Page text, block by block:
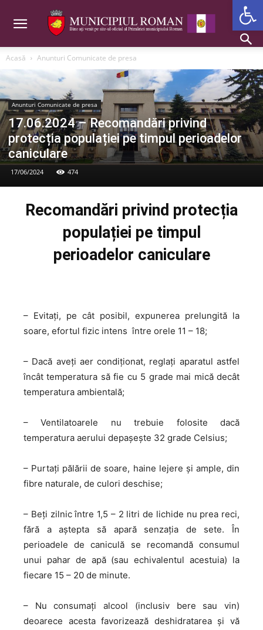
Acasă Anunturi Comunicate de presa
Anunturi Comunicate de presa
17.06.2024 – Recomandări privind
protecția populației pe timpul perioadelor
caniculare
17/06/2024 474
Recomandări privind protecția
populației pe timpul
perioadelor caniculare
– Evitaţi, pe cât posibil, expunerea prelungită la
soare, efortul fizic intens între orele 11 – 18;
– Dacă aveţi aer condiţionat, reglaţi aparatul astfel
încât temperatura să fie cu 5 grade mai mică decât
temperatura ambientală;
– Ventilatoarele nu trebuie folosite dacă
temperatura aerului depaşeşte 32 grade Celsius;
– Purtaţi pălării de soare, haine lejere şi ample, din
fibre naturale, de culori deschise;
– Beţi zilnic între 1,5 – 2 litri de lichide nu prea reci,
fără a aştepta să apară senzaţia de sete. În
perioadele de caniculă se recomandă consumul
unui pahar de apă (sau echivalentul acestuia) la
fiecare 15 – 20 de minute.
– Nu consumaţi alcool (inclusiv bere sau vin)
deoarece acesta favorizează deshidratarea şi vă